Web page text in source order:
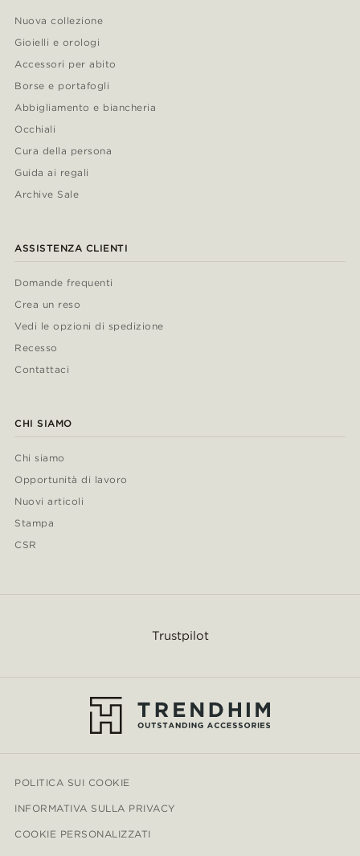
Nuova collezione
Gioielli e orologi
Accessori per abito
Borse e portafogli
Abbigliamento e biancheria
Occhiali
Cura della persona
Guida ai regali
Archive Sale
ASSISTENZA CLIENTI
Domande frequenti
Crea un reso
Vedi le opzioni di spedizione
Recesso
Contattaci
CHI SIAMO
Chi siamo
Opportunità di lavoro
Nuovi articoli
Stampa
CSR
Trustpilot
POLITICA SUI COOKIE
INFORMATIVA SULLA PRIVACY
COOKIE PERSONALIZZATI